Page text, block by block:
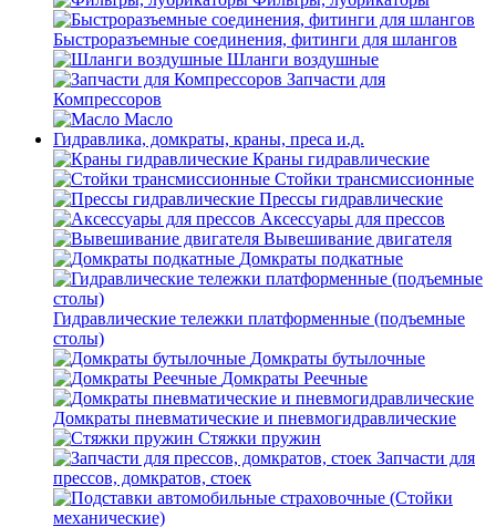
Быстроразъемные соединения, фитинги для шлангов
Шланги воздушные
Запчасти для
Компрессоров
Масло
Гидравлика, домкраты, краны, преса и.д.
Краны гидравлические
Стойки трансмиссионные
Прессы гидравлические
Аксессуары для прессов
Вывешивание двигателя
Домкраты подкатные
Гидравлические тележки платформенные (подъемные
столы)
Домкраты бутылочные
Домкраты Реечные
Домкраты пневматические и пневмогидравлические
Стяжки пружин
Запчасти для
прессов, домкратов, стоек